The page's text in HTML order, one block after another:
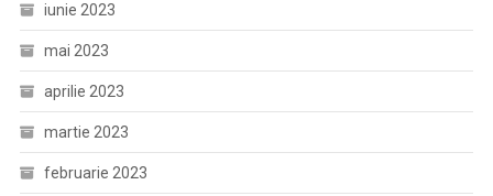
iunie 2023
mai 2023
aprilie 2023
martie 2023
februarie 2023